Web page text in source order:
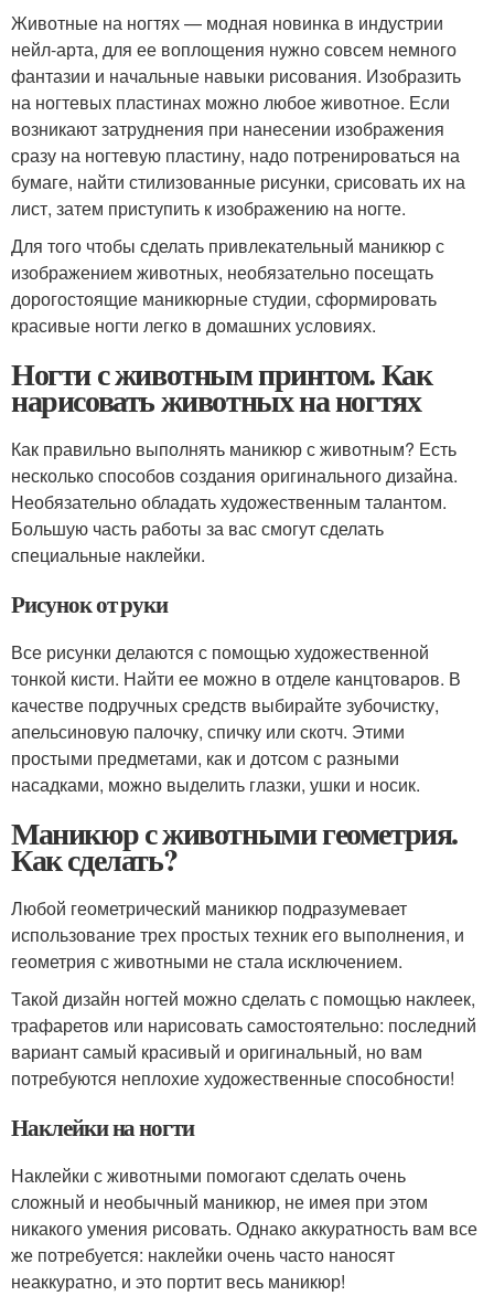
Животные на ногтях — модная новинка в индустрии
нейл-арта, для ее воплощения нужно совсем немного
фантазии и начальные навыки рисования. Изобразить
на ногтевых пластинах можно любое животное. Если
возникают затруднения при нанесении изображения
сразу на ногтевую пластину, надо потренироваться на
бумаге, найти стилизованные рисунки, срисовать их на
лист, затем приступить к изображению на ногте.
Для того чтобы сделать привлекательный маникюр с
изображением животных, необязательно посещать
дорогостоящие маникюрные студии, сформировать
красивые ногти легко в домашних условиях.
Ногти с животным принтом. Как
нарисовать животных на ногтях
Как правильно выполнять маникюр с животным? Есть
несколько способов создания оригинального дизайна.
Необязательно обладать художественным талантом.
Большую часть работы за вас смогут сделать
специальные наклейки.
Рисунок от руки
Все рисунки делаются с помощью художественной
тонкой кисти. Найти ее можно в отделе канцтоваров. В
качестве подручных средств выбирайте зубочистку,
апельсиновую палочку, спичку или скотч. Этими
простыми предметами, как и дотсом с разными
насадками, можно выделить глазки, ушки и носик.
Маникюр с животными геометрия.
Как сделать?
Любой геометрический маникюр подразумевает
использование трех простых техник его выполнения, и
геометрия с животными не стала исключением.
Такой дизайн ногтей можно сделать с помощью наклеек,
трафаретов или нарисовать самостоятельно: последний
вариант самый красивый и оригинальный, но вам
потребуются неплохие художественные способности!
Наклейки на ногти
Наклейки с животными помогают сделать очень
сложный и необычный маникюр, не имея при этом
никакого умения рисовать. Однако аккуратность вам все
же потребуется: наклейки очень часто наносят
неаккуратно, и это портит весь маникюр!